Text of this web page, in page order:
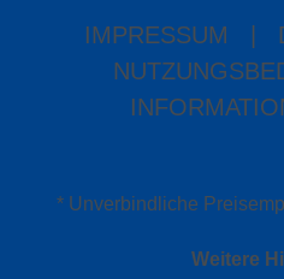
IMPRESSUM
* Unverbindliche
Weitere